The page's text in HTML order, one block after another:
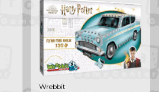
Wrebbit